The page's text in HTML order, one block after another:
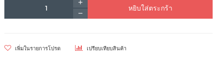
หยิบใส่ตระกร้า
เพิ่มในรายการโปรด เปรียบเทียบสินค้า